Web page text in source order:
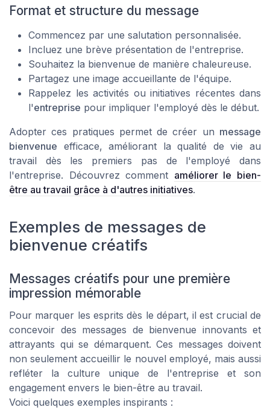
Format et structure du message
Commencez par une salutation personnalisée.
Incluez une brève présentation de l'entreprise.
Souhaitez la bienvenue de manière chaleureuse.
Partagez une image accueillante de l'équipe.
Rappelez les activités ou initiatives récentes dans
l'entreprise pour impliquer l'employé dès le début.
Adopter ces pratiques permet de créer un message
bienvenue efficace, améliorant la qualité de vie au
travail dès les premiers pas de l'employé dans
l'entreprise. Découvrez comment améliorer le bien-
être au travail grâce à d'autres initiatives.
Exemples de messages de
bienvenue créatifs
Messages créatifs pour une première
impression mémorable
Pour marquer les esprits dès le départ, il est crucial de
concevoir des messages de bienvenue innovants et
attrayants qui se démarquent. Ces messages doivent
non seulement accueillir le nouvel employé, mais aussi
refléter la culture unique de l'entreprise et son
engagement envers le bien-être au travail.
Voici quelques exemples inspirants :